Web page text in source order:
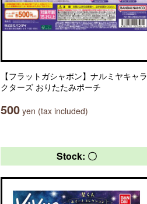
【フラットガシャポン】ナルミヤキャラ
クターズ おりたたみポーチ
500 yen (tax included)
Stock: 〇